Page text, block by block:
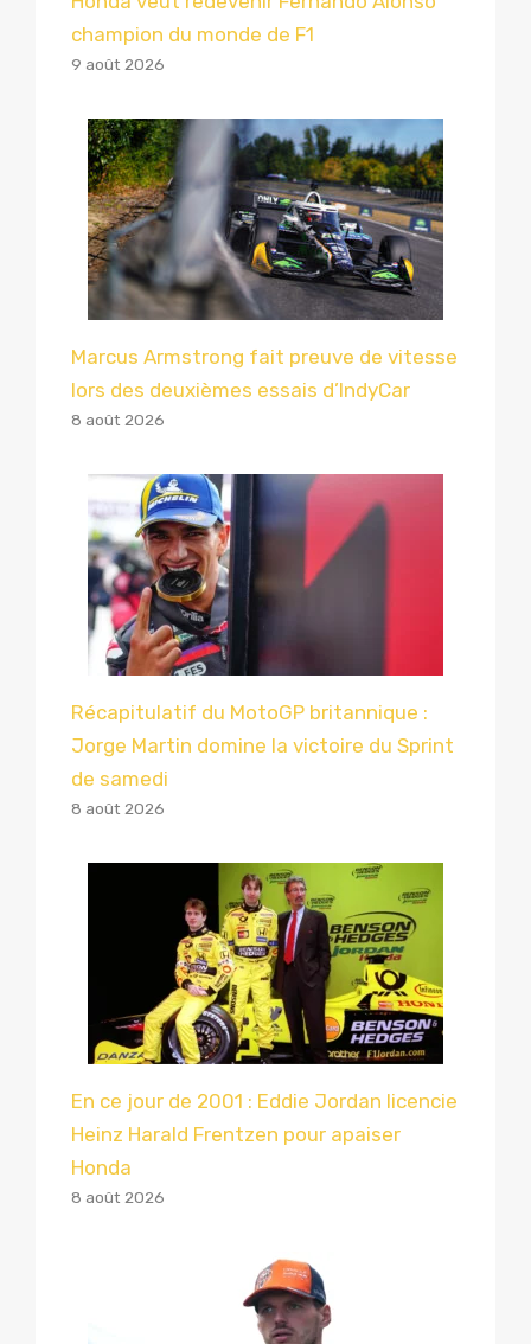
champion du monde de F1
9 août 2026
Marcus Armstrong fait preuve de vitesse
lors des deuxièmes essais d’IndyCar
8 août 2026
Récapitulatif du MotoGP britannique :
Jorge Martin domine la victoire du Sprint
de samedi
8 août 2026
En ce jour de 2001 : Eddie Jordan licencie
Heinz Harald Frentzen pour apaiser
Honda
8 août 2026